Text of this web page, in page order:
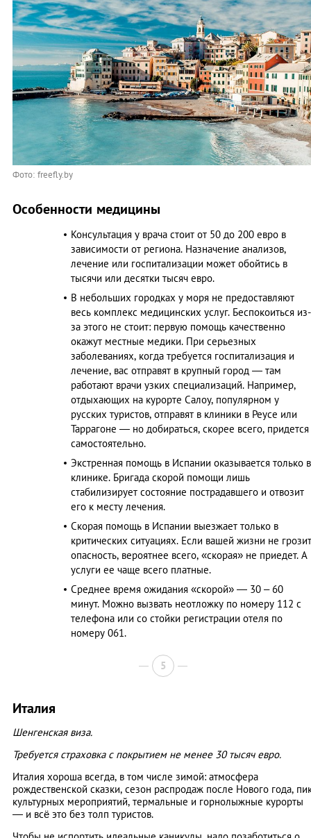
Фото: freefly.by
Особенности медицины
Консультация у врача стоит от 50 до 200 евро в
зависимости от региона. Назначение анализов,
лечение или госпитализации может обойтись в
тысячи или десятки тысяч евро.
В небольших городках у моря не предоставляют
весь комплекс медицинских услуг. Беспокоиться из-
за этого не стоит: первую помощь качественно
окажут местные медики. При серьезных
заболеваниях, когда требуется госпитализация и
лечение, вас отправят в крупный город — там
работают врачи узких специализаций. Например,
отдыхающих на курорте Салоу, популярном у
русских туристов, отправят в клиники в Реусе или
Таррагоне — но добираться, скорее всего, придется
самостоятельно.
Экстренная помощь в Испании оказывается только в
клинике. Бригада скорой помощи лишь
стабилизирует состояние пострадавшего и отвозит
его к месту лечения.
Скорая помощь в Испании выезжает только в
критических ситуациях. Если вашей жизни не грозит
опасность, вероятнее всего, «скорая» не приедет. А
услуги ее чаще всего платные.
Среднее время ожидания «скорой» — 30 – 60
минут. Можно вызвать неотложку по номеру 112 с
телефона или со стойки регистрации отеля по
номеру 061.
5
Италия
Шенгенская виза.
Требуется страховка с покрытием не менее 30 тысяч евро.
Италия хороша всегда, в том числе зимой: атмосфера
рождественской сказки, сезон распродаж после Нового года,
культурных мероприятий, термальные и горнолыжные курорты
— и всё это без толп туристов.